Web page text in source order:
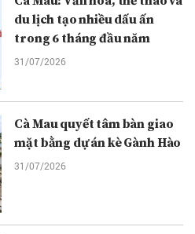
du lịch tạo nhiều dấu ấn
trong 6 tháng đầu năm
31/07/2026
Cà Mau quyết tâm bàn giao
mặt bằng dự án kè Gành Hào
31/07/2026